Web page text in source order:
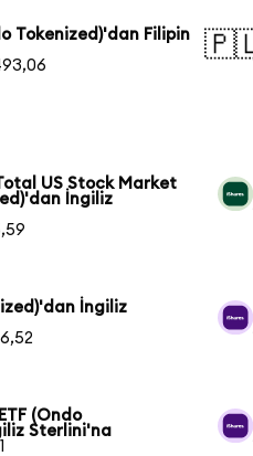
Tokenized)'dan Filipin
US Stock Market
İngiliz
İngiliz
(Ondo
Sterlini'na